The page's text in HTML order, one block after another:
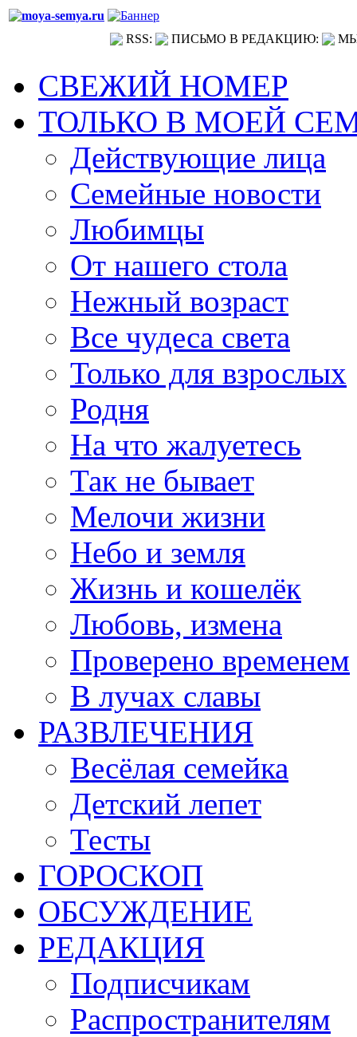
RSS: ПИСЬМО В РЕДАКЦИЮ:
СВЕЖИЙ НОМЕР
ТОЛЬКО В МОЕЙ
Действующие лица
Семейные новости
Любимцы
От нашего стола
Нежный возраст
Все чудеса света
Только для взрослых
Родня
На что жалуетесь
Так не бывает
Мелочи жизни
Небо и земля
Жизнь и кошелёк
Любовь, измена
Проверено временем
В лучах славы
РАЗВЛЕЧЕНИЯ
Весёлая семейка
Детский лепет
Тесты
ГОРОСКОП
ОБСУЖДЕНИЕ
РЕДАКЦИЯ
Подписчикам
Распространителям